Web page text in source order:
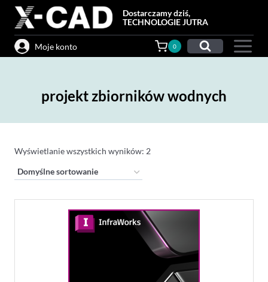
Przejdź
treści
Dostarczamy dziś,
TECHNOLOGIE JUTRA
Moje konto 0
projekt zbiorników wodnych
Wyświetlanie wszystkich wyników: 2